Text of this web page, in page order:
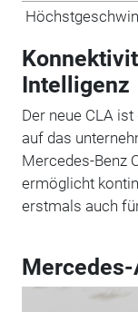
Intelligenz
Der neue CLA
auf das
Mercedes-Benz
ermöglicht
erstmals auch
Mercedes-